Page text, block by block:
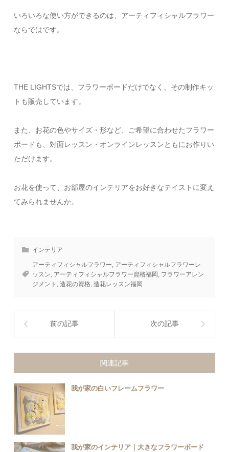
いろいろな使い方ができるのは、アーティフィシャルフラワー
ならではです。
THE LIGHTSでは、フラワーボードだけでなく、その制作キッ
トも販売しています。
また、お花の色やサイズ・形など、ご希望に合わせたフラワー
ボードも、対面レッスン・オンラインレッスンともにお作りい
ただけます。
お花を使って、お部屋のインテリアをお好きなテイストに変え
てみられませんか。
インテリア
アーティフィシャルフラワー アーティフィシャルフラワーレ
ッスン アーティフィシャルフラワー資格福岡 フラワーアレン
ジメント
,造花の資格 ,造花レッスン福岡
前の記事 次の記事
関連記事
我が家の白いフレームフラワー
我が家のインテリア｜大きなフラワーボード